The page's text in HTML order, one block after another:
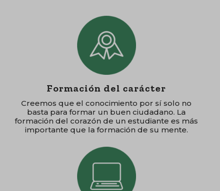
Formación del carácter
Creemos que el conocimiento por sí solo no
basta para formar un buen ciudadano. La
formación del corazón de un estudiante es más
importante que la formación de su mente.